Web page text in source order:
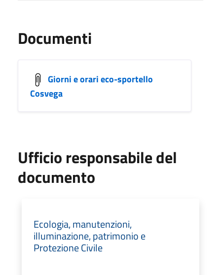
Documenti
Giorni e orari eco-sportello
Cosvega
Ufficio responsabile del
documento
Ecologia, manutenzioni,
illuminazione, patrimonio e
Protezione Civile